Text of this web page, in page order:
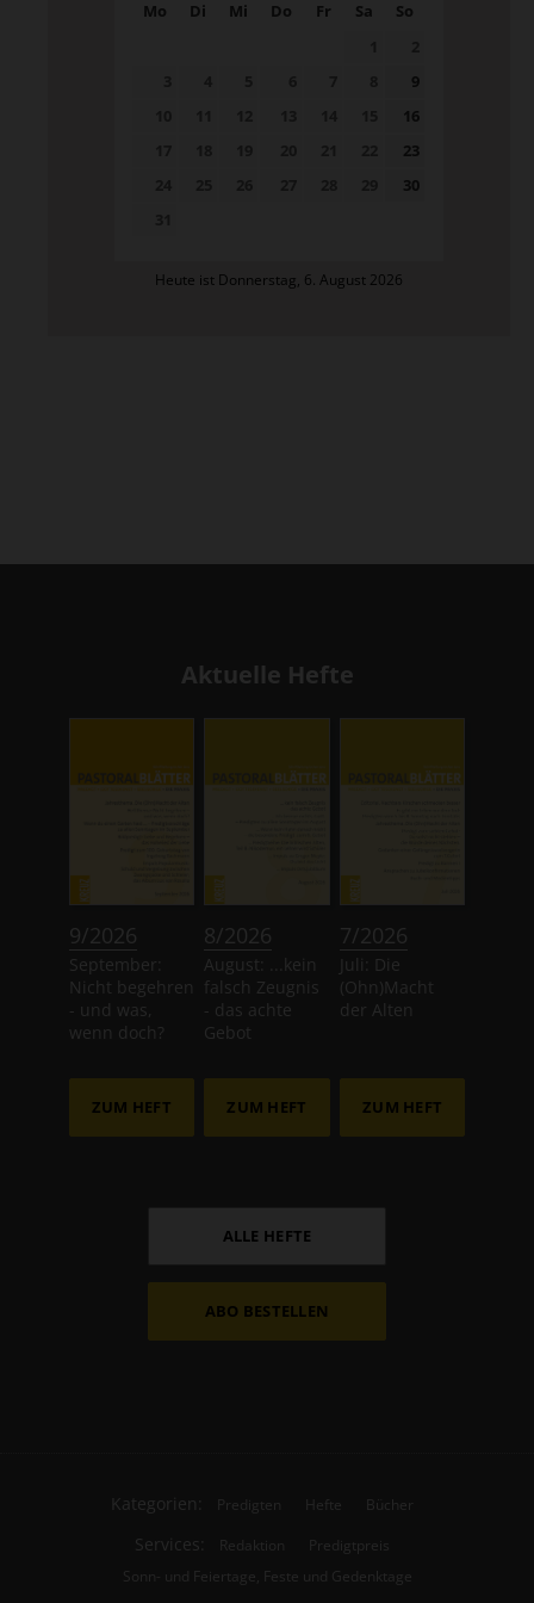
Mo Di Mi Do Fr Sa
So
9
16
23
30
Heute ist Donnerstag, 6. August 2026
Aktuelle Hefte
9/2026
September:
Nicht begehren
- und was,
wenn doch?
ZUM HEFT
8/2026
August: ...kein
falsch Zeugnis
- das achte
Gebot
ZUM HEFT
7/2026
Juli: Die
(Ohn)Macht
der Alten
ZUM HEFT
ALLE HEFTE
ABO BESTELLEN
Kategorien: Predigten Hefte Bücher
Services: Redaktion
Predigtpreis
Sonn- und Feiertage, Feste und Gedenktage